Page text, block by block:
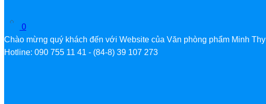
0
Chào mừng quý khách đến với Website của Văn phòng phẩm Minh Thy
Hotline: 090 755 11 41 - (84-8) 39 107 273